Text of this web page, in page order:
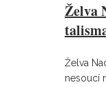
Želva
Želva
nesoucí